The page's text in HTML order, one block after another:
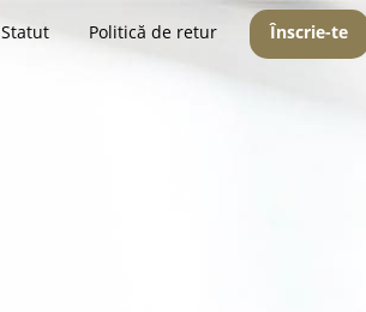
Statut Politică de retur Înscrie-te